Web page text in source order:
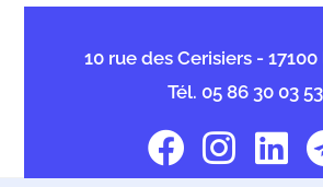
10 rue des Cerisiers -
Tél. 05 86 30 03 53